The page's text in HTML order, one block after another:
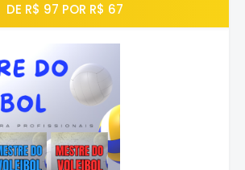
DE R$ 97 POR R$ 67